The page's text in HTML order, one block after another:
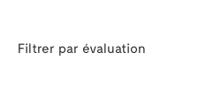
Filtrer par évaluation